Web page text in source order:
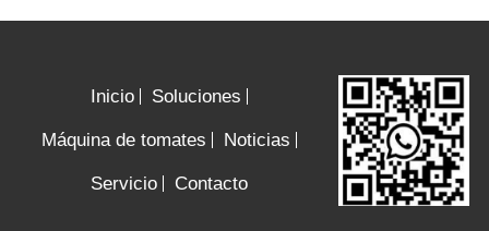
Inicio Soluciones
Máquina de tomates Noticias
Servicio Contacto